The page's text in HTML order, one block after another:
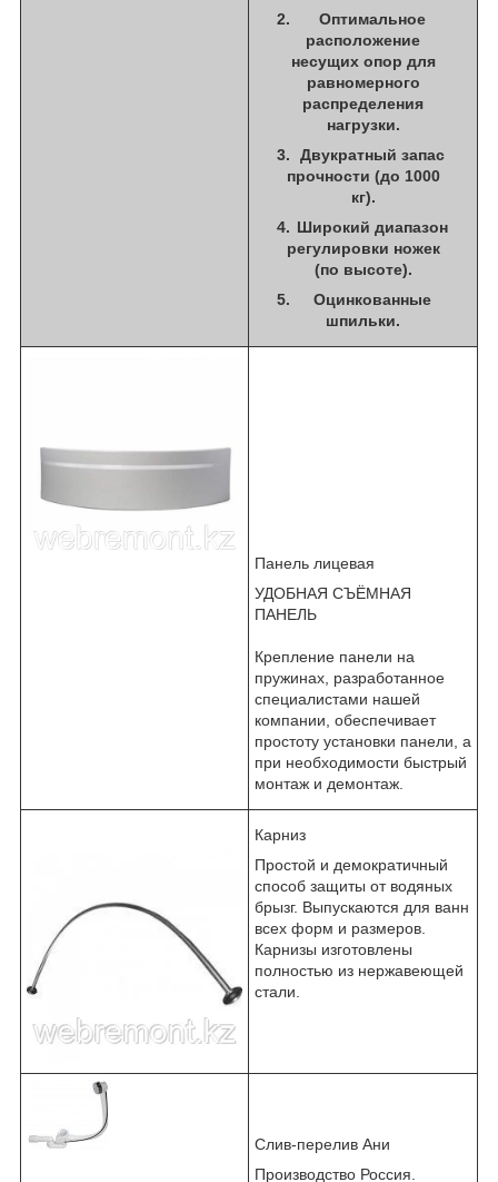
Оптимальное
расположение
несущих опор для
равномерного
распределения
нагрузки.
Двукратный запас
прочности (до 1000
кг).
Широкий диапазон
регулировки ножек
(по высоте).
Оцинкованные
шпильки.
Панель лицевая
УДОБНАЯ СЪЁМНАЯ
ПАНЕЛЬ
Крепление панели на
пружинах, разработанное
специалистами нашей
компании, обеспечивает
простоту установки панели, а
при необходимости быстрый
монтаж и демонтаж.
Карниз
Простой и демократичный
способ защиты от водяных
брызг. Выпускаются для ванн
всех форм и размеров.
Карнизы изготовлены
полностью из нержавеющей
стали.
Слив-перелив Ани
Производство Россия.